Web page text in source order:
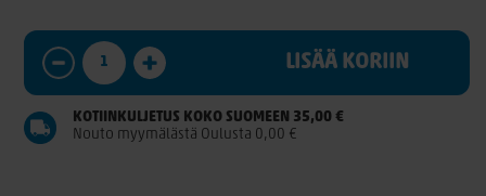
LISÄÄ KORIIN
KOTIINKULJETUS KOKO SUOMEEN 35,00 €
Nouto myymälästä Oulusta 0,00 €